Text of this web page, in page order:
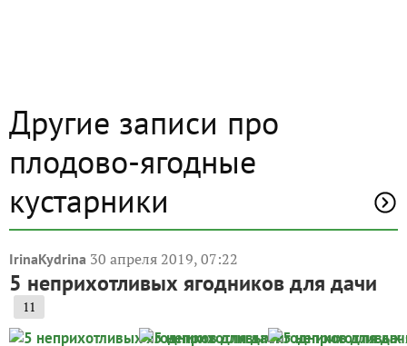
Другие записи про
плодово-ягодные
кустарники
IrinaKydrina 30 апреля 2019, 07:22
5 неприхотливых ягодников для дачи
11